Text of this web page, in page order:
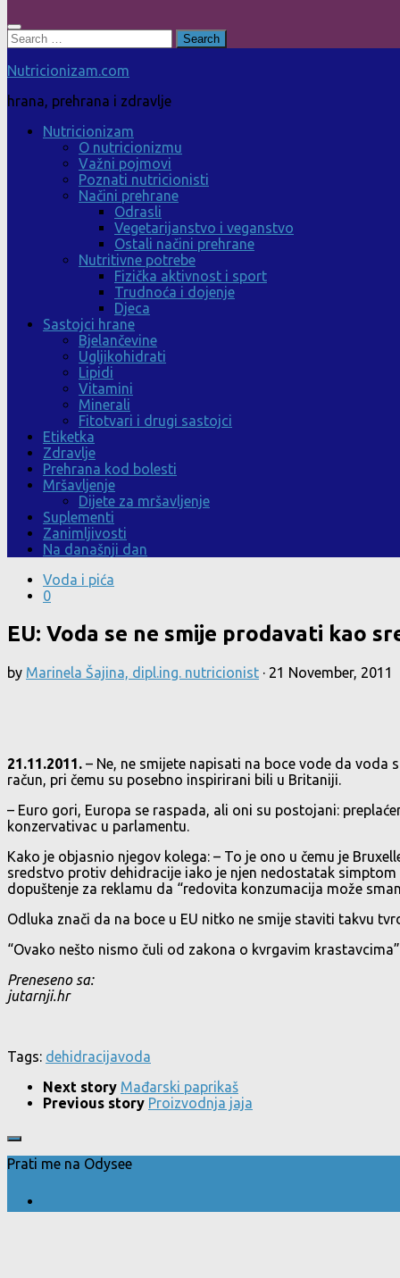
Search
for:
Nutricionizam.com
hrana, prehrana i zdravlje
Nutricionizam
O nutricionizmu
Važni pojmovi
Poznati nutricionisti
Načini prehrane
Odrasli
Vegetarijanstvo i veganstvo
Ostali načini prehrane
Nutritivne potrebe
Fizička aktivnost i sport
Trudnoća i dojenje
Djeca
Sastojci hrane
Bjelančevine
Ugljikohidrati
Lipidi
Vitamini
Minerali
Fitotvari i drugi sastojci
Etiketka
Zdravlje
Prehrana kod bolesti
Mršavljenje
Dijete za mršavljenje
Suplementi
Zanimljivosti
Na današnji dan
Voda i pića
0
EU: Voda se ne smije prodavati kao
by Marinela Šajina, dipl.ing. nutricionist · 21 November, 2011
21.11.2011. – Ne, ne smijete napisati na boce vode da
račun, pri čemu su posebno inspirirani bili u Britaniji.
– Euro gori, Europa se raspada, ali oni su postojani:
konzervativac u parlamentu.
Kako je objasnio njegov kolega: – To je ono u čemu je
sredstvo protiv dehidracije iako je njen nedostatak
dopuštenje za reklamu da “redovita konzumacija može
Odluka znači da na boce u EU nitko ne smije staviti takvu
“Ovako nešto nismo čuli od zakona o kvrgavim
Preneseno sa:
jutarnji.hr
Tags: dehidracijavoda
Next story Mađarski paprikaš
Previous story Proizvodnja jaja
Prati me na Odysee